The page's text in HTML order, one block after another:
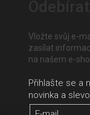
Vložte svůj e-
zasílat
na našem e-